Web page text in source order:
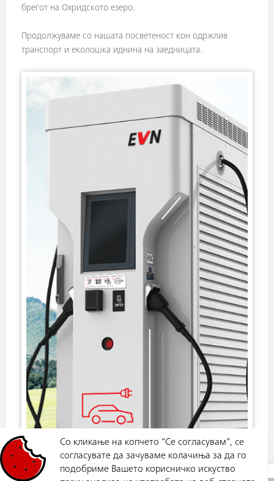
брегот на Охридското езеро.
Продолжуваме со нашата посветеност кон одржлив
транспорт и еколошка иднина на заедницата.
НОВОСТИ НОВ БРЗ ПОЛНАЧ ЗА ЕЛЕКТРИЧНИ ВОЗИЛА ВО ОХРИД
Со кликање на копчето "Се согласувам", се
согласувате да зачуваме колачиња за да го
подобриме Вашето корисничко искуство